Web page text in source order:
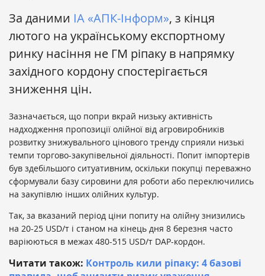
За даними ІА «АПК-Інформ», з кінця
лютого на українському експортному
ринку насіння не ГМ ріпаку в напрямку
західного кордону спостерігається
зниження цін.
Зазначається, що попри вкрай низьку активність
надходження пропозиції олійної від агровиробників
розвитку знижувального цінового тренду сприяли низькі
темпи торгово-закупівельної діяльності. Попит імпортерів
був здебільшого ситуативним, оскільки покупці переважно
сформували базу сировини для роботи або переключились
на закупівлю інших олійних культур.
Так, за вказаний період ціни попиту на олійну знизились
на 20-25 USD/т і станом на кінець дня 8 березня часто
варіюються в межах 480-515 USD/т DAP-кордон.
Читати також: Контроль кили ріпаку: 4 базові